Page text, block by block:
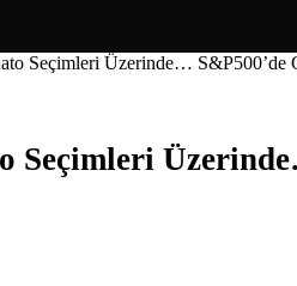
Seçimleri Üzerinde… S&P500’de
Seçimleri